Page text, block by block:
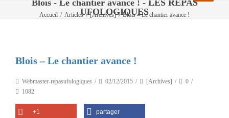
Blois - Le chantier avance ! - LES REPAS
UFOLOGIQUES
Accueil / Articles / [Archives] / Blois – Le chantier avance !
Blois – Le chantier avance !
Webmaster-repasufologiques 02/12/2015 [Archives]
0
1082
+1 partager